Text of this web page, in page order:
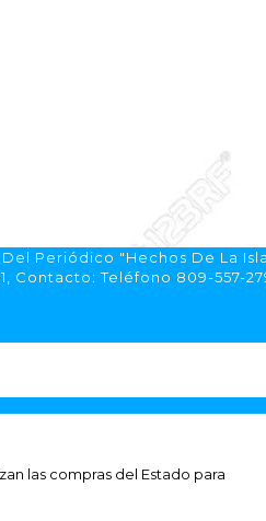
Periódico "Hechos De La
Teléfono 809-557-
las compras del Estado para